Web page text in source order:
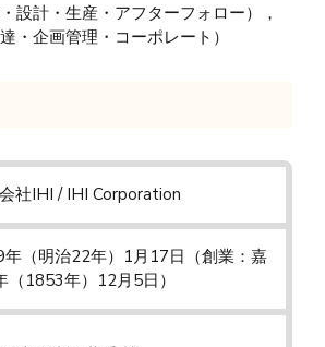
設計・生産・アフターフォロー），
・企画管理・コーポレート）
社IHI / IHI Corporation
年（明治22年）1月17日（創業：嘉
（1853年）12月5日）